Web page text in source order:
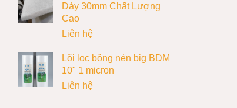
Dày 30mm Chất Lượng
Cao
Liên hệ
Lõi lọc bông nén big BDM
10" 1 micron
Liên hệ